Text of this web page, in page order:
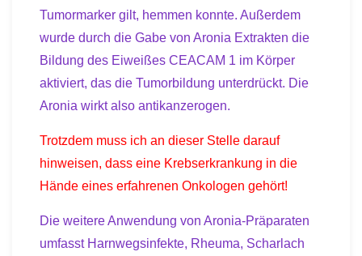
Tumormarker gilt, hemmen konnte. Außerdem
wurde durch die Gabe von Aronia Extrakten die
Bildung des Eiweißes CEACAM 1 im Körper
aktiviert, das die Tumorbildung unterdrückt. Die
Aronia wirkt also antikanzerogen.
Trotzdem muss ich an dieser Stelle darauf
hinweisen, dass eine Krebserkrankung in die
Hände eines erfahrenen Onkologen gehört!
Die weitere Anwendung von Aronia-Präparaten
umfasst Harnwegsinfekte, Rheuma, Scharlach